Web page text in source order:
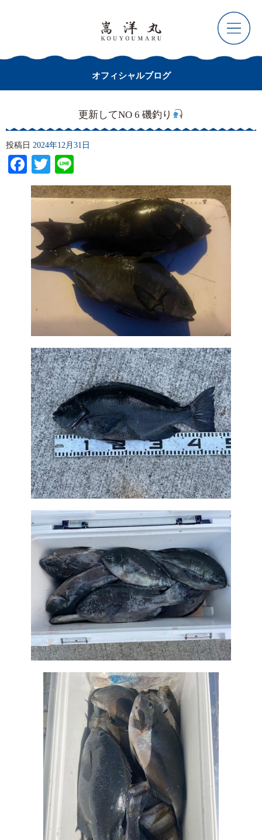
オフィシャルブログ
更新してNO 6 磯釣り
投稿日 2024年12月31日
Facebook
Twitter